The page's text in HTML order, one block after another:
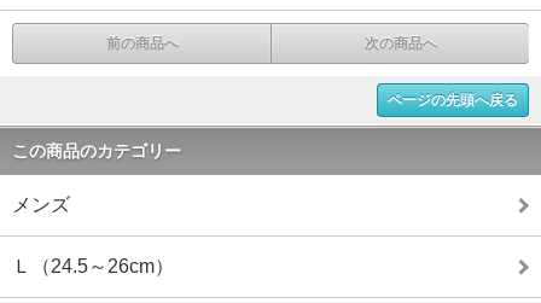
前の商品へ 次の商品へ
ページの先頭へ戻る
この商品のカテゴリー
メンズ
Ｌ（24.5～26cm）